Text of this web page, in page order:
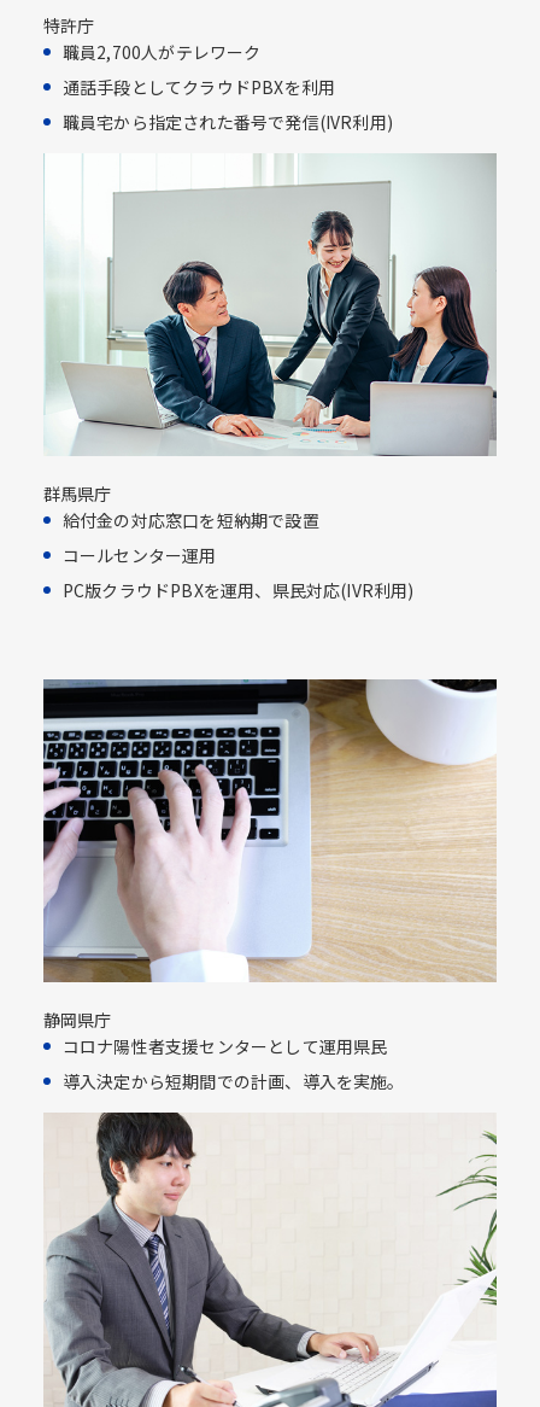
特許庁
職員2,700人がテレワーク
通話手段としてクラウドPBXを利用​
職員宅から指定された番号で発信(IVR利用)​
群馬県庁
給付金の対応窓口を短納期で設置​
コールセンター運用​
PC版クラウドPBXを運用、県民対応​(IVR利用)​
静岡県庁
コロナ陽性者支援センターとして運用県民​
導入決定から短期間での計画、導入を実施。